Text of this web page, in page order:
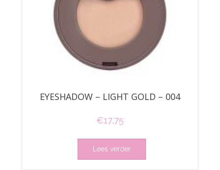
EYESHADOW – LIGHT GOLD – 004
€17,75
Lees verder